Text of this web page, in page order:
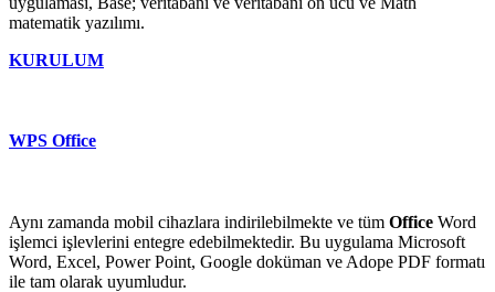
matematik yazılımı.
KURULUM
WPS Office
Aynı zamanda mobil cihazlara indirilebilmekte ve tüm Office Word
işlemci işlevlerini entegre edebilmektedir. Bu uygulama Microsoft
Word, Excel, Power Point, Google doküman ve Adope PDF formatı
ile tam olarak uyumludur.